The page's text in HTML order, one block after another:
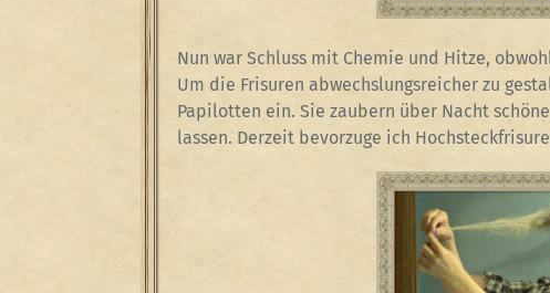
Nun war Schluss mit Chemie und Hitze,
Um die Frisuren abwechslungsreicher zu
Papilotten ein. Sie zaubern über Nacht
lassen. Derzeit bevorzuge ich